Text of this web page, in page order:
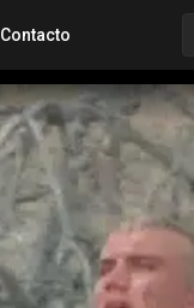
Contacto